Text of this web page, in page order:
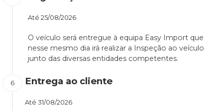
Até 25/08/2026
O veículo será entregue à equipa Easy Import que
nesse mesmo dia irá realizar a Inspeção ao veículo
junto das diversas entidades competentes.
Entrega ao cliente
Até 31/08/2026